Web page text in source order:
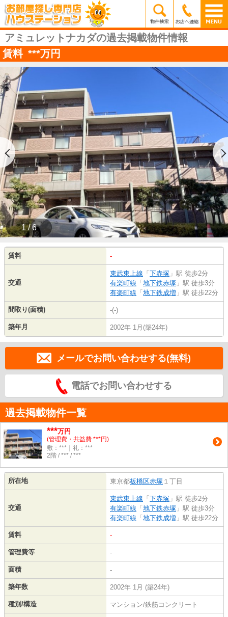
アミュレットナカダの過去掲載物件情報
賃料 ***万円
1 / 6
賃料 -
交通
東武東上線 「 下赤塚 」駅 徒歩2分
有楽町線 「 地下鉄赤塚 」駅 徒歩3分
有楽町線 「 地下鉄成増 」駅 徒歩22分
間取り(面積) -(-)
築年月 2002年 1月(築24年)
メールでお問い合わせする(無料)
電話でお問い合わせする
過去掲載物件一覧
***万円
(管理費・共益費 ***円)
敷：***｜礼：***
2階 / *** / ***
所在地 東京都板橋区赤塚 １丁目
交通
東武東上線 「 下赤塚 」駅 徒歩2分
有楽町線 「 地下鉄赤塚 」駅 徒歩3分
有楽町線 「 地下鉄成増 」駅 徒歩22分
賃料 -
管理費等 -
面積 -
築年数 2002年 1月 (築24年)
種別/構造 マンション/鉄筋コンクリート